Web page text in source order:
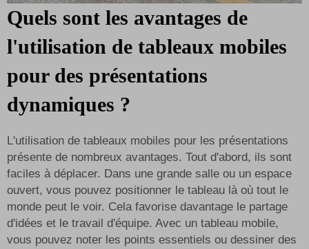
Quels sont les avantages de
l'utilisation de tableaux mobiles
pour des présentations
dynamiques ?
L'utilisation de tableaux mobiles pour les présentations
présente de nombreux avantages. Tout d'abord, ils sont
faciles à déplacer. Dans une grande salle ou un espace
ouvert, vous pouvez positionner le tableau là où tout le
monde peut le voir. Cela favorise davantage le partage
d'idées et le travail d'équipe. Avec un tableau mobile,
vous pouvez noter les points essentiels ou dessiner des